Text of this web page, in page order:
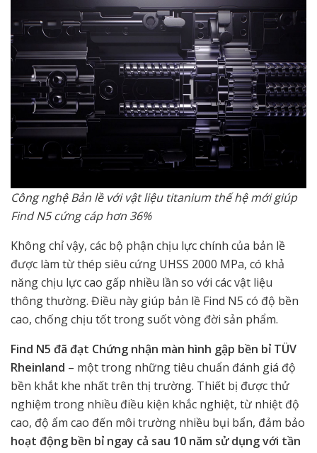
Công nghệ Bản lề với vật liệu titanium thế hệ mới giúp
Find N5 cứng cáp hơn 36%
Không chỉ vậy, các bộ phận chịu lực chính của bản lề
được làm từ thép siêu cứng UHSS 2000 MPa, có khả
năng chịu lực cao gấp nhiều lần so với các vật liệu
thông thường. Điều này giúp bản lề Find N5 có độ bền
cao, chống chịu tốt trong suốt vòng đời sản phẩm.
Find N5 đã đạt Chứng nhận màn hình gập bền bỉ TÜV
Rheinland – một trong những tiêu chuẩn đánh giá độ
bền khắt khe nhất trên thị trường. Thiết bị được thử
nghiệm trong nhiều điều kiện khắc nghiệt, từ nhiệt độ
cao, độ ẩm cao đến môi trường nhiều bụi bẩn, đảm bảo
hoạt động bền bỉ ngay cả sau 10 năm sử dụng với tần